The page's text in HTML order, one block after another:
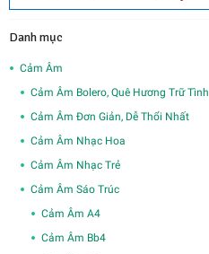
Danh mục
Cảm Âm
Cảm Âm Bolero, Quê Hương Trữ Tình
Cảm Âm Đơn Giản, Dễ Thổi Nhất
Cảm Âm Nhạc Hoa
Cảm Âm Nhạc Trẻ
Cảm Âm Sáo Trúc
Cảm Âm A4
Cảm Âm Bb4